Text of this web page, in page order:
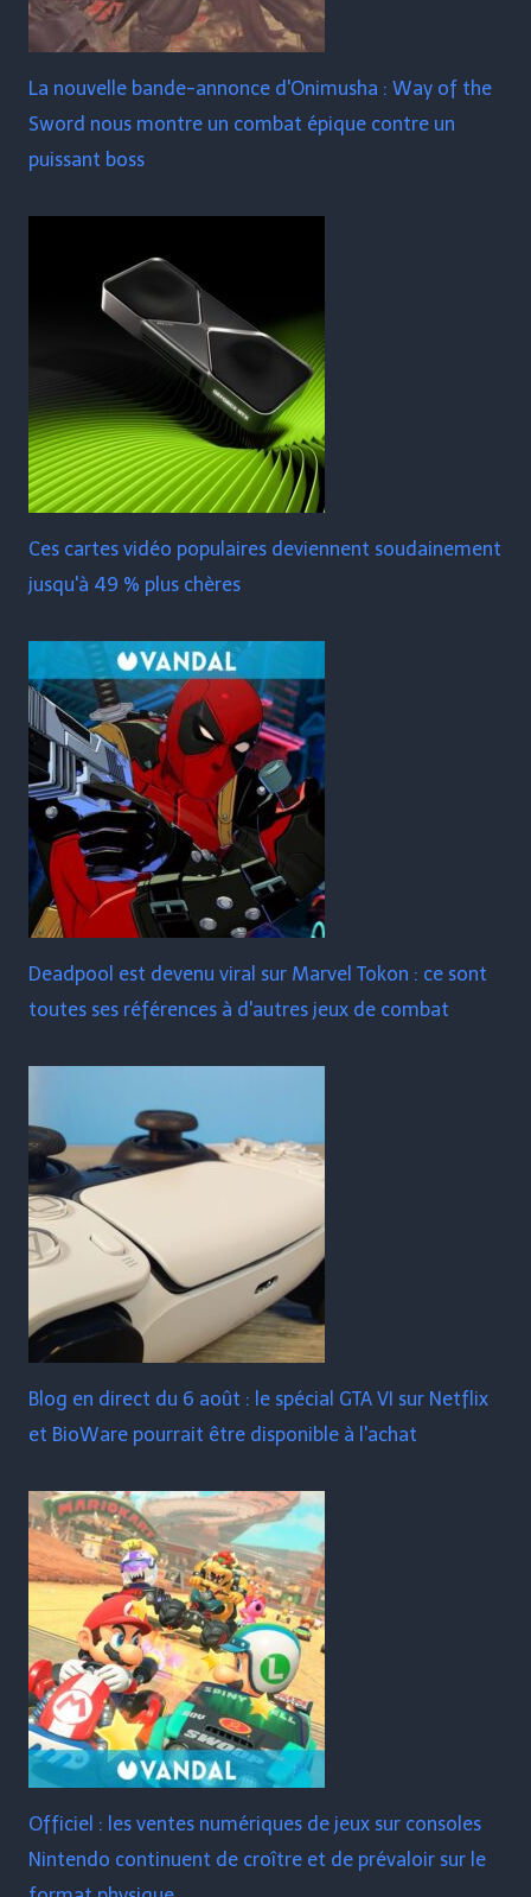
La nouvelle bande-annonce d'Onimusha : Way of the
Sword nous montre un combat épique contre un
puissant boss
Ces cartes vidéo populaires deviennent soudainement
jusqu'à 49 % plus chères
Deadpool est devenu viral sur Marvel Tokon : ce sont
toutes ses références à d'autres jeux de combat
Blog en direct du 6 août : le spécial GTA VI sur Netflix
et BioWare pourrait être disponible à l'achat
Officiel : les ventes numériques de jeux sur consoles
Nintendo continuent de croître et de prévaloir sur le